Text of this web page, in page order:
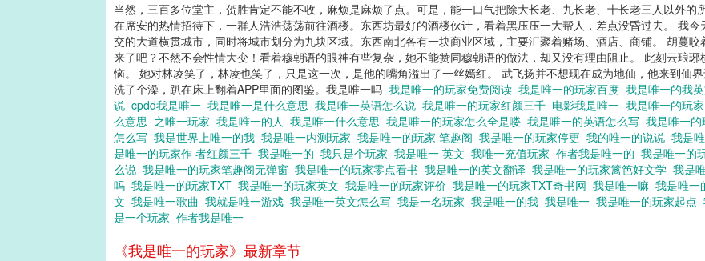
当然，三百多位堂主，贺胜肯定不能不收，麻烦是麻烦了点。可是，能一口气把除大长老、九长老、十长老三人以外的
在席安的热情招待下，一群人浩浩荡荡前往酒楼。东西坊最好的酒楼伙计，看着黑压压一大帮人，差点没昏过去。 我
交的大道横贯城市，同时将城市划分为九块区域。东西南北各有一块商业区域，主要汇聚着赌场、酒店、商铺。 胡蔓
来了吧？不然不会性情大变！看着穆朝语的眼神有些复杂，她不能赞同穆朝语的做法，却又没有理由阻止。 此刻云琅
恼。 她对林凌笑了，林凌也笑了，只是这一次，是他的嘴角溢出了一丝嫣红。 武飞扬并不想现在成为地仙，他来到仙
洗了个澡，趴在床上翻着APP里面的图鉴。 我是唯一吗 我是唯一的玩家免费阅读 我是唯一的玩家百度 我是唯一的我
说 cpdd我是唯一 我是唯一是什么意思 我是唯一英语怎么说 我是唯一的玩家红颜三千 电影我是唯一 我是唯一的玩
么意思 之唯一玩家 我是唯一的人 我是唯一什么意思 我是唯一的玩家怎么全是喽 我是唯一的英语怎么写 我是唯一
怎么写 我是世界上唯一的我 我是唯一内测玩家 我是唯一的玩家 笔趣阁 我是唯一的玩家停更 我的唯一的说说 我是
是唯一的玩家作 者红颜三千 我是唯一的 我只是个玩家 我是唯一 英文 我唯一充值玩家 作者我是唯一的 我是唯一的
么说 我是唯一的玩家笔趣阁无弹窗 我是唯一的玩家零点看书 我是唯一的英文翻译 我是唯一的玩家篱笆好文学 我是
吗 我是唯一的玩家TXT 我是唯一的玩家英文 我是唯一的玩家评价 我是唯一的玩家TXT奇书网 我是唯一嘛 我是唯一
文 我是唯一歌曲 我就是唯一游戏 我是唯一英文怎么写 我是一名玩家 我是唯一的我 我是唯一 我是唯一的玩家起点
是一个玩家 作者我是唯一
《我是唯一的玩家》最新章节